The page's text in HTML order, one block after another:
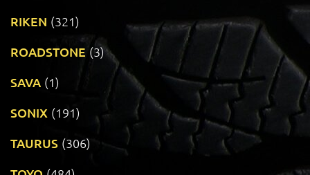
RIKEN (321)
ROADSTONE (3)
SAVA (1)
SONIX (191)
TAURUS (306)